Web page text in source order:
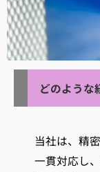
どのような
当社は、精
一貫対応し